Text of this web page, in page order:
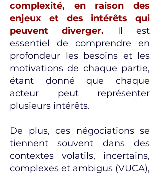
complexité, en raison des
enjeux et des intérêts qui
peuvent diverger. Il est
essentiel de comprendre en
profondeur les besoins et les
motivations de chaque partie,
étant donné que chaque
acteur peut représenter
plusieurs intérêts.
De plus, ces négociations se
tiennent souvent dans des
contextes volatils, incertains,
complexes et ambigus (VUCA),